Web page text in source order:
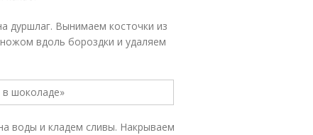
дуршлаг. Вынимаем косточки из
вдоль бороздки и удаляем
воды и кладем сливы. Накрываем